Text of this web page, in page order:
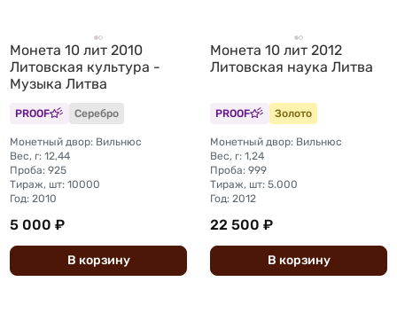
Монета 10 лит 2010
Литовская культура -
Музыка Литва
PROOF Серебро
Монетный двор: Вильнюс
Вес, г: 12,44
Проба: 925
Тираж, шт: 10000
Год: 2010
5 000 ₽
В корзину
Монета 10 лит 2012
Литовская наука Литва
PROOF Золото
Монетный двор: Вильнюс
Вес, г: 1,24
Проба: 999
Тираж, шт: 5.000
Год: 2012
22 500 ₽
В корзину